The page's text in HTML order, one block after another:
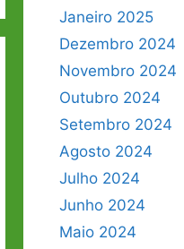
Janeiro 2025
Dezembro 2024
Novembro 2024
Outubro 2024
Setembro 2024
Agosto 2024
Julho 2024
Junho 2024
Maio 2024